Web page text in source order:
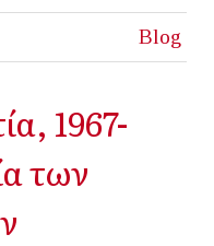
Blog
1967-
των